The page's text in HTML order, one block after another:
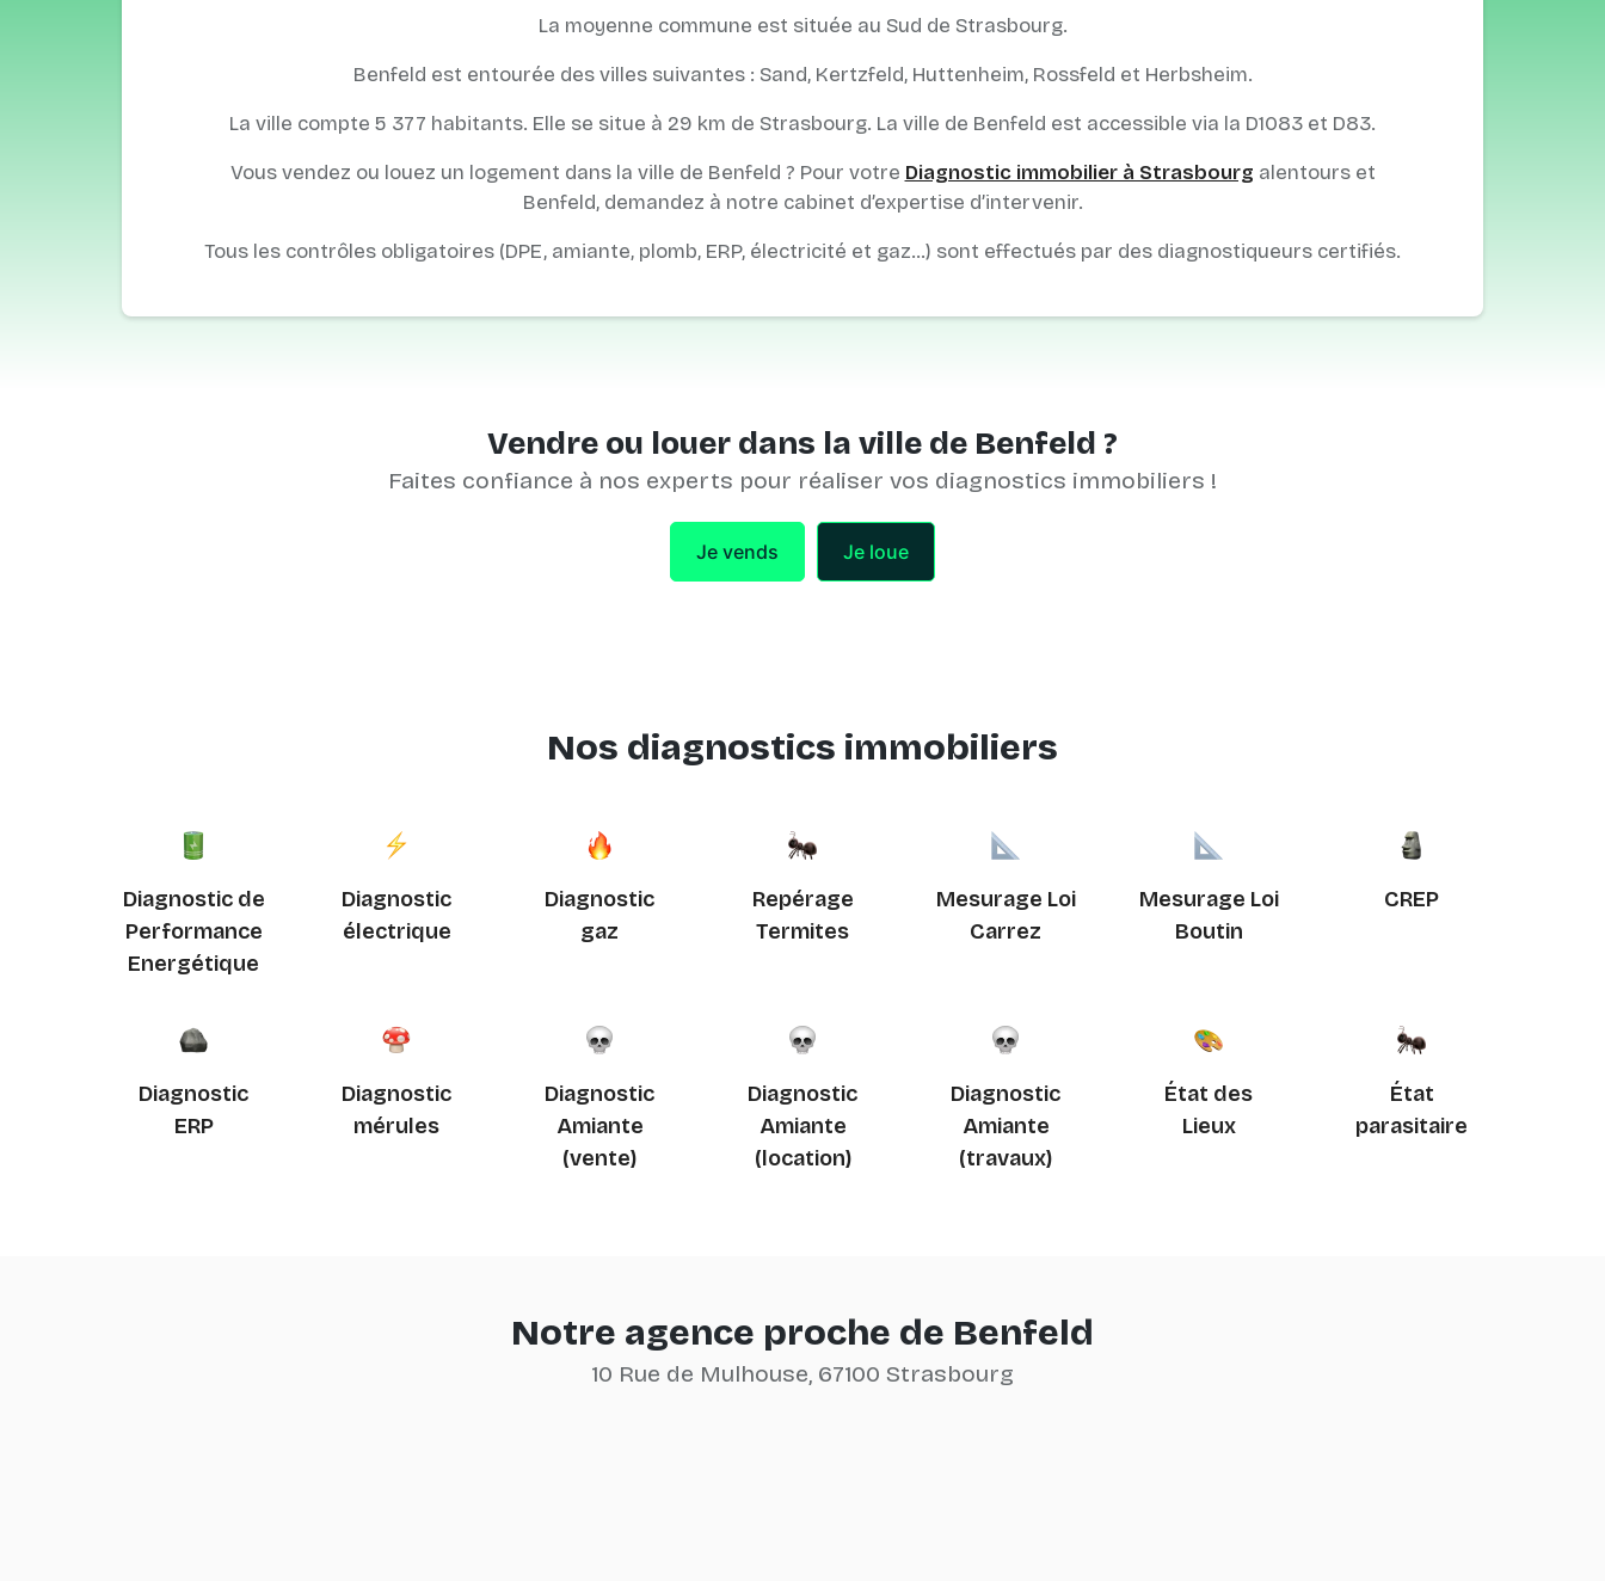
La moyenne commune est située au Sud de Strasbourg.
Benfeld est entourée des villes suivantes : Sand, Kertzfeld, Huttenheim, Rossfeld et Herbsheim.
La ville compte 5 377 habitants. Elle se situe à 29 km de Strasbourg. La ville de Benfeld est accessible via la D1083 et D83.
Vous vendez ou louez un logement dans la ville de Benfeld ? Pour votre Diagnostic immobilier à Strasbourg alentours et
Benfeld, demandez à notre cabinet d’expertise d’intervenir.
Tous les contrôles obligatoires (DPE, amiante, plomb, ERP, électricité et gaz…) sont effectués par des diagnostiqueurs certifiés.
Vendre ou louer dans la ville de Benfeld ?
Faites confiance à nos experts pour réaliser vos diagnostics immobiliers !
Je vends Je loue
Nos diagnostics immobiliers
Diagnostic de
Performance
Energétique
Diagnostic
électrique
Diagnostic
gaz
Repérage
Termites
Mesurage Loi
Carrez
Mesurage Loi
Boutin
CREP
Diagnostic
ERP
Diagnostic
mérules
Diagnostic
Amiante
(vente)
Diagnostic
Amiante
(location)
Diagnostic
Amiante
(travaux)
État des
Lieux
État
parasitaire
Notre agence proche de Benfeld
10 Rue de Mulhouse, 67100 Strasbourg